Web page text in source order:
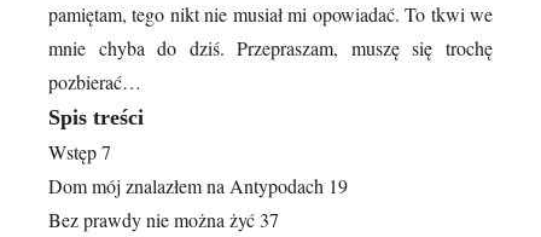
pamiętam, tego nikt nie musiał mi opowiadać. To tkwi we
mnie chyba do dziś. Przepraszam, muszę się trochę
pozbierać…
Spis treści
Wstęp 7
Dom mój znalazłem na Antypodach 19
Bez prawdy nie można żyć 37